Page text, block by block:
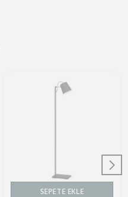
SEPETE EKLE